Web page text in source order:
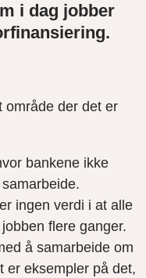
i dag jobber
område der det er
bankene ikke
ingen verdi i at alle
flere ganger.
å samarbeide om
er eksempler på det,